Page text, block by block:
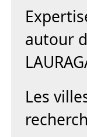
autour
Les